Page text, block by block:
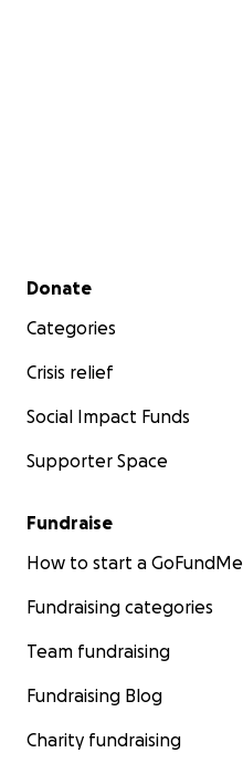
Secondary menu
Donate
Categories
Crisis relief
Social Impact Funds
Supporter Space
Fundraise
How to start a GoFundMe
Fundraising categories
Team fundraising
Fundraising Blog
Charity fundraising